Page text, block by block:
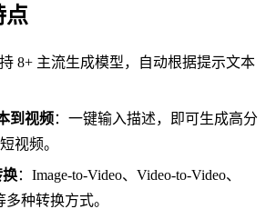
点
8+ 主流生成模型，自动根据提示文本
到视频：一键输入描述，即可生成高分
视频。
换：Image‑to‑Video、Video‑to‑Video、
多种转换方式。